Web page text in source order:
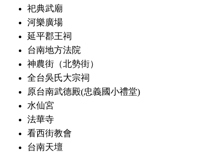
祀典武廟
河樂廣場
延平郡王祠
台南地方法院
神農街（北勢街）
全台吳氏大宗祠
原台南武德殿(忠義國小禮堂)
水仙宮
法華寺
看西街教會
台南天壇